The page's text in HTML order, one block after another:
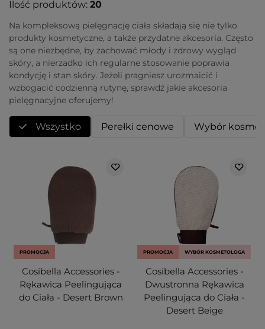
Ilość produktów: 20
Na kompleksową pielęgnację ciała składają się nie tylko
produkty kosmetyczne, a także przydatne akcesoria. Często
są one niezbędne, by zachować młody i zdrowy wygląd
skóry, a nierzadko ich regularne stosowanie poprawia
kondycję i stan skóry. Jeżeli pragniesz urozmaicić i
wzbogacić codzienną rutynę, sprawdź jakie akcesoria
pielęgnacyjne oferujemy!
Wszystko Perełki cenowe Wybór
PROMOCJA
Cosibella Accessories -
Rękawica Peelingująca
do Ciała - Desert Brown
PROMOCJA WYBÓR KOSMETOLOGA
Cosibella Accessories -
Dwustronna Rękawica
Peelingująca do Ciała -
Desert Beige